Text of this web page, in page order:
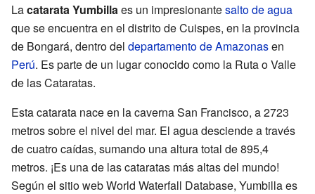
Lacatarata Yumbillaes un impresionantesalto de agua
que se encuentra en el distrito de Cuispes, en la provincia
de Bongará, dentro del departamento de Amazonasen
Perú. Es parte de un lugar conocido como la Ruta o Valle
de las Cataratas.
Esta catarata nace en la caverna San Francisco, a 2723
metros sobre el nivel del mar. El agua desciende a través
de cuatro caídas, sumando una altura total de 895,4
metros. ¡Es una de las cataratas más altas del mundo!
Según el sitio web World Waterfall Database, Yumbilla es